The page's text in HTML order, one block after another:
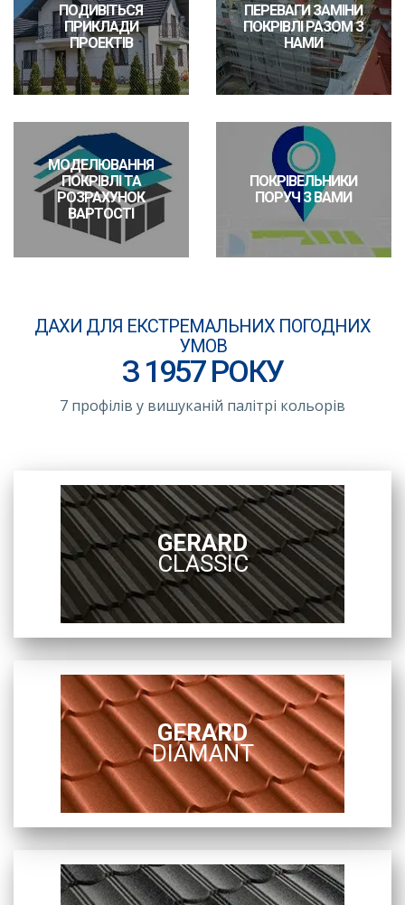
ПОДИВІТЬСЯ
ПРИКЛАДИ
ПРОЕКТІВ
ПЕРЕВАГИ ЗАМІНИ
ПОКРІВЛІ РАЗОМ З
НАМИ
МОДЕЛЮВАННЯ
ПОКРІВЛІ ТА
РОЗРАХУНОК
ВАРТОСТІ
ПОКРІВЕЛЬНИКИ
ПОРУЧ З ВАМИ
ДАХИ ДЛЯ ЕКСТРЕМАЛЬНИХ ПОГОДНИХ
УМОВ
З 1957 РОКУ
7 профілів у вишуканій палітрі кольорів
GERARD
CLASSIC
GERARD
DIAMANT